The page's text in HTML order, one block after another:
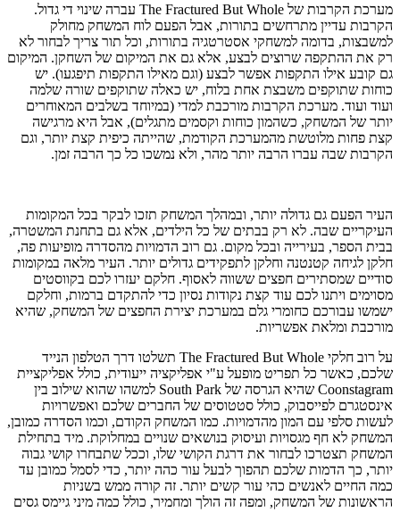
מערכת הקרבות של The Fractured But Whole עברה שינוי די גדול.
הקרבות עדיין מתרחשים בתורות, אבל הפעם לוח המשחק מחולק
למשבצות, בדומה למשחקי אסטרטגיה בתורות, וכל תור צריך לבחור לא
רק את ההתקפה שרוצים לבצע, אלא גם את המיקום של השחקן. המיקום
גם קובע אילו התקפות אפשר לבצע (וגם מאילו התקפות תיפגעו). יש
כוחות שתוקפים משבצת אחת בלוח, יש כאלה שתוקפים שורה שלמה
ועוד ועוד. מערכת הקרבות מורכבת למדי (במיוחד בשלבים המאוחרים
יותר של המשחק, כשהמון כוחות וקסמים מתגלים), אבל היא מרגישה
קצת פחות מלוטשת מהמערכת הקודמת, שהייתה כיפית קצת יותר, וגם
הקרבות שבה עברו הרבה יותר מהר, ולא נמשכו כל כך הרבה זמן.
העיר הפעם גם גדולה יותר, ובמהלך המשחק תזכו לבקר בכל המקומות
העיקריים שבה. לא רק בבתים של כל הילדים, אלא גם בתחנת המשטרה,
בבית הספר, בעירייה ובכל מקום. גם רוב הדמויות מהסדרה מופיעות פה,
חלקן לגיחה קטנטנה וחלקן לתפקידים גדולים יותר. העיר מלאה במקומות
סודיים שמסתירים חפצים ששווה לאסוף. חלקם יעזרו לכם בקווסטים
מסוימים ויתנו לכם עוד קצת נקודות נסיון כדי להתקדם ברמות, וחלקם
ישמשו עבורכם כחומרי גלם במערכת יצירת החפצים של המשחק, שהיא
מורכבת ומלאת אפשריות.
על רוב חלקי The Fractured But Whole תשלטו דרך הטלפון הנייד
שלכם, כאשר כל תפריט מופעל ע"י אפליקציה ייעודית, כולל אפליקציית
Coonstagram שהיא הגרסה של South Park למשהו שהוא שילוב בין
אינסטגרם לפייסבוק, כולל סטטוסים של החברים שלכם ואפשרויות
לעשות סלפי עם המון מהדמויות. כמו המשחק הקודם, וכמו הסדרה כמובן,
המשחק לא חף מגסויות ועיסוק בנושאים שנויים במחלוקת. מיד בתחילת
המשחק תצטרכו לבחור את דרגת הקושי שלו, וככל שתבחרו קושי גבוה
יותר, כך הדמות שלכם תהפוך לבעל עור כהה יותר, כדי לסמל כמובן עד
כמה החיים לאנשים כהי עור קשים יותר. זה קורה ממש בשניות
הראשונות של המשחק, ומפה זה הולך ומחמיר, כולל כמה מיני גיימס גסים